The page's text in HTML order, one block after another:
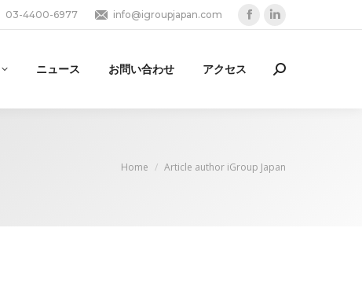
03-4400-6977 info@igroupjapan.com
opensopens
ニュース お問い合わせ アクセス Search:
You are here:
Home Article author iGroup Japan